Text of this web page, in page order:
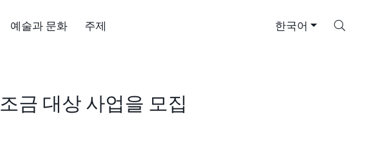
예술과 문화 주제 한국어
색
금 대상 사업을 모집